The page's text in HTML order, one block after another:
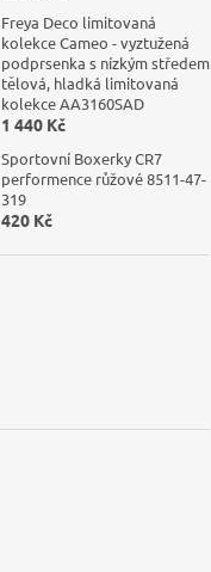
Freya Deco limitovaná
kolekce Cameo - vyztužená
podprsenka s nízkým středem
tělová, hladká limitovaná
kolekce AA3160SAD
1 440 Kč
Sportovní Boxerky CR7
performence růžové 8511-47-
319
420 Kč